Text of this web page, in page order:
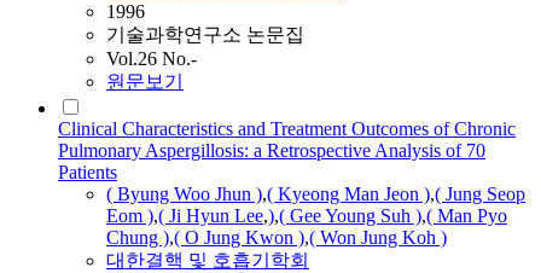
1996
기술과학연구소 논문집
Vol.26 No.-
원문보기
Clinical Characteristics and Treatment Outcomes of Chronic
Pulmonary Aspergillosis: a Retrospective Analysis of 70
Patients
( Byung Woo Jhun ),( Kyeong Man Jeon ),( Jung Seop
Eom ),( Ji Hyun Lee,),( Gee Young Suh ),( Man Pyo
Chung ),( O Jung Kwon ),( Won Jung Koh )
대한결핵 및 호흡기학회